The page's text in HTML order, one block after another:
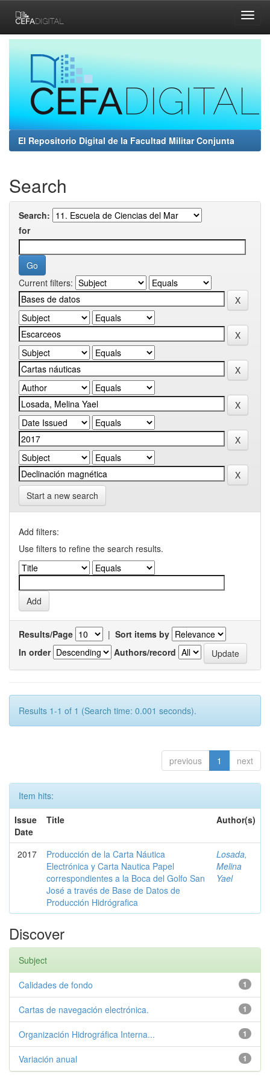
navigation
El Repositorio Digital de la Facultad Militar Conjunta
Search
Search:
for
Current filters:
Start a new search
Add filters:
Use filters to refine the search results.
Results/Page | Sort items by
In order
Authors/record
Results 1-1 of 1 (Search time: 0.001 seconds).
previous 1 next
Item hits:
Issue
Date
Title Author(s)
2017
Producción de la Carta Náutica
Electrónica y Carta Nautica Papel
correspondientes a la Boca del Golfo San
José a través de Base de Datos de
Producción Hidrógrafica
Losada,
Melina
Yael
Discover
Subject
1
Calidades de fondo
1
Cartas de navegación electrónica.
1
Organización Hidrográfica Interna...
1
Variación anual